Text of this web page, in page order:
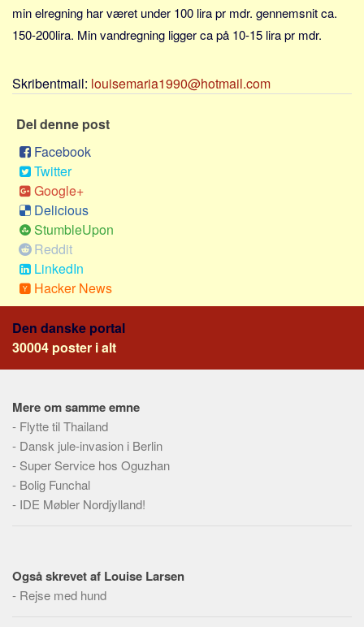
Forbrug
Social sikring og sundhed
Alle
Aspekter
Køb og salg
Økonomi
Jura og regler
Skatter og afgifter
Statistik
Praktisk
Alle
Meta
Dokumenttyper
Skribenter
Personer
Steder
Kilder
Om
Redigering
min elregning har været under 100 lira pr mdr. gennemsnit ca.
150-200lira. Min vandregning ligger ca på 10-15 lira pr mdr.
Skribentmail: louisemaria1990@hotmail.com
Del denne post
Facebook
Twitter
Google+
Delicious
StumbleUpon
Reddit
LinkedIn
Hacker News
Den danske portal
30004 poster i alt
Mere om samme emne
- Flytte til Thailand
- Dansk jule-invasion i Berlin
- Super Service hos Oguzhan
- Bolig Funchal
- IDE Møbler Nordjylland!
Også skrevet af Louise Larsen
- Rejse med hund